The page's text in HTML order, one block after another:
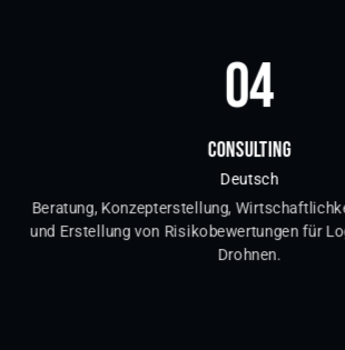
04
CONSULTING
Deutsch
Beratung, Konzepterstellung,
und Erstellung von Risikobewertungen für
Drohnen.